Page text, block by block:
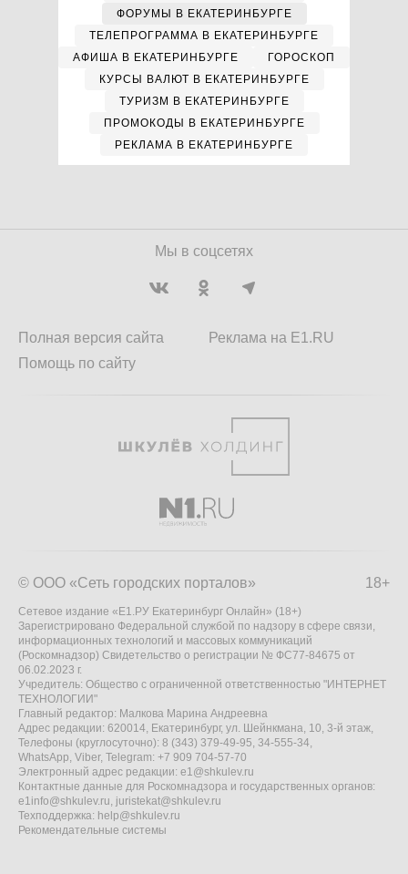
ФОРУМЫ В ЕКАТЕРИНБУРГЕ
ТЕЛЕПРОГРАММА В ЕКАТЕРИНБУРГЕ
АФИША В ЕКАТЕРИНБУРГЕ
ГОРОСКОП
КУРСЫ ВАЛЮТ В ЕКАТЕРИНБУРГЕ
ТУРИЗМ В ЕКАТЕРИНБУРГЕ
ПРОМОКОДЫ В ЕКАТЕРИНБУРГЕ
РЕКЛАМА В ЕКАТЕРИНБУРГЕ
Мы в соцсетях
Полная версия сайта
Помощь по сайту
Реклама на E1.RU
18+
© ООО «Сеть городских порталов»
Сетевое издание «Е1.РУ Екатеринбург Онлайн» (18+)
Зарегистрировано Федеральной службой по надзору в сфере связи,
информационных технологий и массовых коммуникаций
(Роскомнадзор) Свидетельство о регистрации № ФС77-84675 от
06.02.2023 г.
Учредитель: Общество с ограниченной ответственностью "ИНТЕРНЕТ
ТЕХНОЛОГИИ"
Главный редактор: Малкова Марина Андреевна
Адрес редакции: 620014, Екатеринбург, ул. Шейнкмана, 10, 3-й этаж,
Телефоны (круглосуточно): 8 (343) 379-49-95, 34-555-34,
WhatsApp, Viber, Telegram: +7 909 704-57-70
Электронный адрес редакции: e1@shkulev.ru
Контактные данные для Роскомнадзора и государственных органов:
e1info@shkulev.ru, juristekat@shkulev.ru
Техподдержка: help@shkulev.ru
Рекомендательные системы